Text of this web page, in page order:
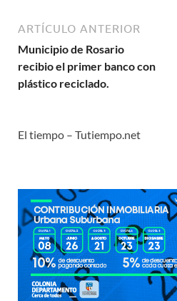
ARTÍCULO ANTERIOR
Municipio de Rosario
recibio el primer banco con
plástico reciclado.
El tiempo – Tutiempo.net